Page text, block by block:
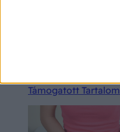
Támogatott Tartalom